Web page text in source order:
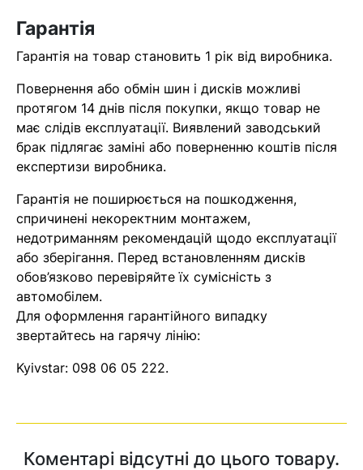
Помилка: Contact form не
знайдена.
Гарантія
Гарантія на товар становить 1 рік від виробника.
Повернення або обмін шин і дисків можливі
протягом 14 днів після покупки, якщо товар не
має слідів експлуатації. Виявлений заводський
брак підлягає заміні або поверненню коштів після
експертизи виробника.
Гарантія не поширюється на пошкодження,
спричинені некоректним монтажем,
недотриманням рекомендацій щодо експлуатації
або зберігання. Перед встановленням дисків
обов’язково перевіряйте їх сумісність з
автомобілем.
Для оформлення гарантійного випадку
звертайтесь на гарячу лінію:
Kyivstar: 098 06 05 222.
Коментарі відсутні до цього товару.